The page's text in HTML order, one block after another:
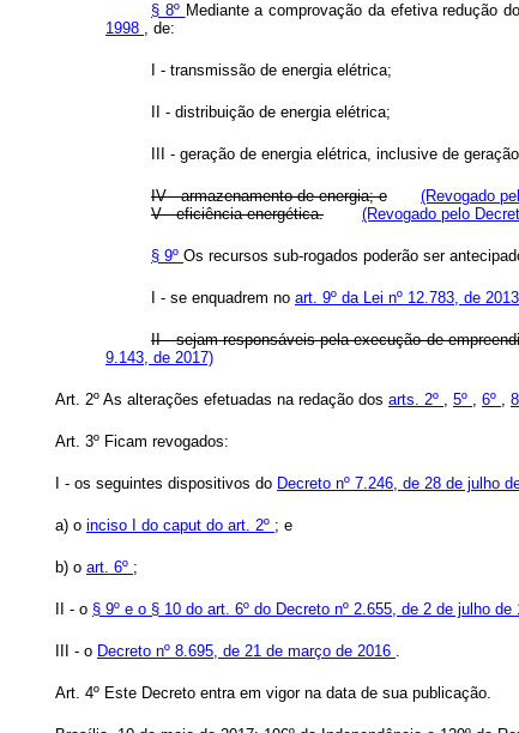
§ 8º Mediante a comprovação da efetiva redução
1998 , de:
I - transmissão de energia elétrica;
II - distribuição de energia elétrica;
III - geração de energia elétrica, inclusive de
IV - armazenamento de energia; e
(Revogado
V - eficiência energética.
(Revogado pelo
§ 9º Os recursos sub-rogados poderão ser
I - se enquadrem no art. 9º da Lei nº 12.783, de 2013
II - sejam responsáveis pela execução de
9.143, de 2017)
Art. 2º As alterações efetuadas na redação dos arts. 2º , 5º , 6º ,
Art. 3º Ficam revogados:
I - os seguintes dispositivos do Decreto nº 7.246, de 28 de julho
a) o inciso I do caput do art. 2º ; e
b) o art. 6º ;
II - o § 9º e o § 10 do art. 6º do Decreto nº 2.655, de 2 de julho de
III - o Decreto nº 8.695, de 21 de março de 2016 .
Art. 4º Este Decreto entra em vigor na data de sua publicação.